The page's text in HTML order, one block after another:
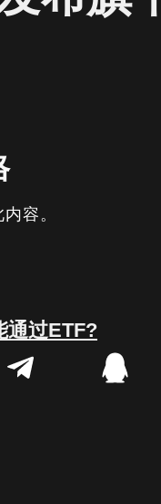
容。
通过ETF?